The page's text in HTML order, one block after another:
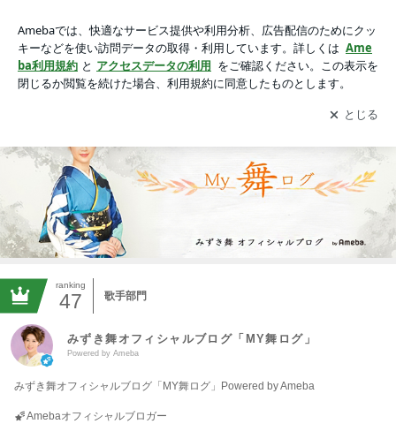
アプリをダウンロードして ブログの更新通知
を受け取りまし
ょう。
開く
ranking
47 歌手部門
みずき舞オフィシャルブログ「MY舞ログ」
Powered by Ameba
みずき舞オフィシャルブログ「MY舞ログ」Powered by Ameba
Amebaオフィシャルブロガー